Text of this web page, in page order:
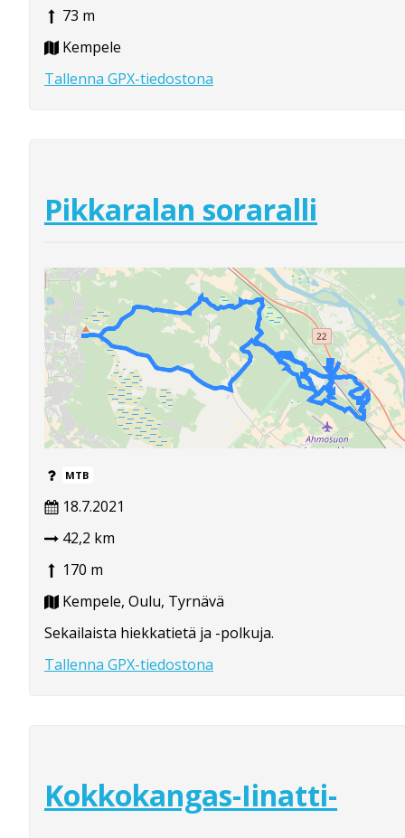
73 m
Kempele
Tallenna GPX-tiedostona
Pikkaralan soraralli
MTB
18.7.2021
42,2 km
170 m
Kempele, Oulu, Tyrnävä
Sekailaista hiekkatietä ja -polkuja.
Tallenna GPX-tiedostona
Kokkokangas-Iinatti-